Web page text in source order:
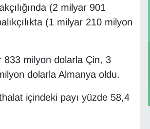
(2 milyar 901
(1 milyar 210 milyon
833 milyon dolarla Çin, 3
dolarla Almanya oldu.
içindeki payı yüzde 58,4